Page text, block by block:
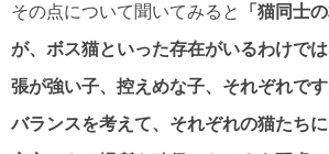
その点について聞いてみると
「猫同士
が、ボス猫といった存在がいるわけで
張が強い子、控えめな子、それぞれで
バランスを考えて、それぞれの猫たち